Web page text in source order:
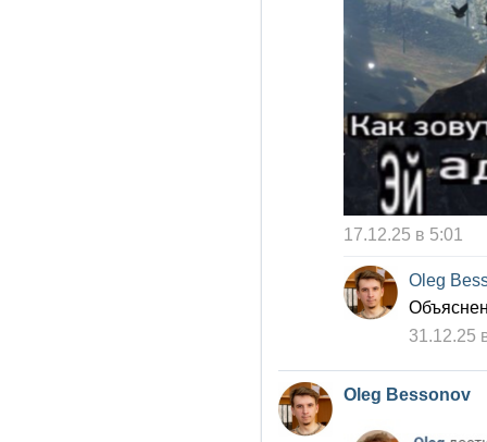
17.12.25 в 5:01
Oleg
31.12.25
Oleg Bessonov